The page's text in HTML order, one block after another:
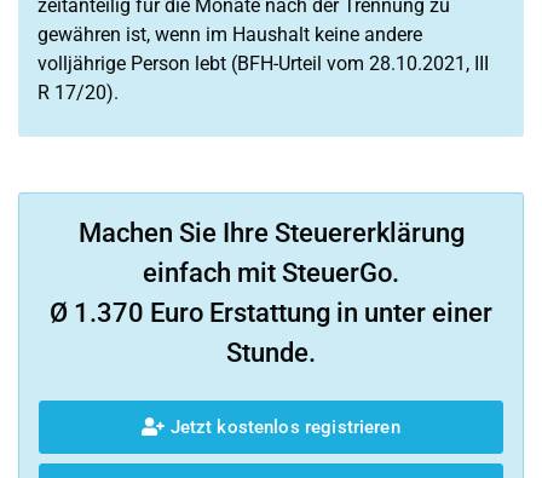
zeitanteilig für die Monate nach der Trennung zu
gewähren ist, wenn im Haushalt keine andere
volljährige Person lebt (BFH-Urteil vom 28.10.2021, III
R 17/20).
Machen Sie Ihre Steuererklärung
einfach mit SteuerGo.
Ø 1.370 Euro Erstattung in unter einer
Stunde.
Jetzt kostenlos registrieren